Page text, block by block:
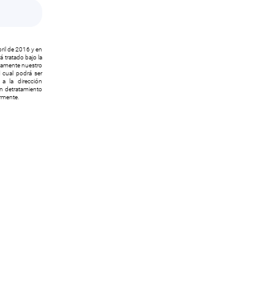
de 2016 y en
tratado bajo la
nuestro
cual podrá ser
a la dirección
detratamiento